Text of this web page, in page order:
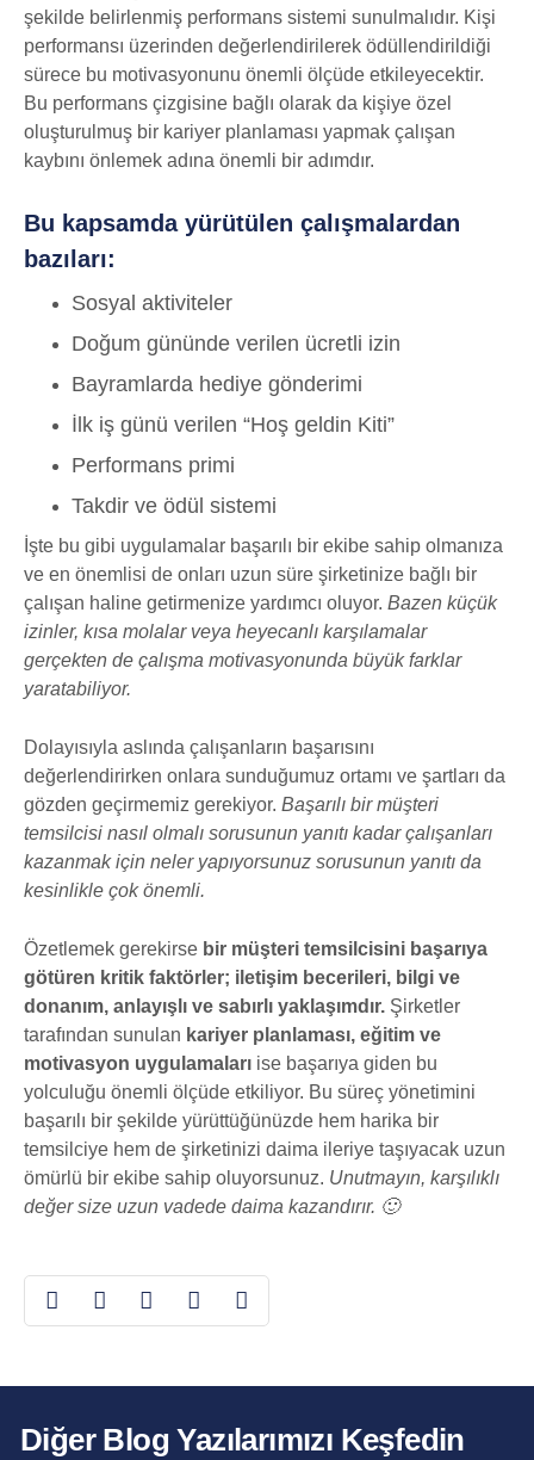
şekilde belirlenmiş performans sistemi sunulmalıdır. Kişi
performansı üzerinden değerlendirilerek ödüllendirildiği
sürece bu motivasyonunu önemli ölçüde etkileyecektir.
Bu performans çizgisine bağlı olarak da kişiye özel
oluşturulmuş bir kariyer planlaması yapmak çalışan
kaybını önlemek adına önemli bir adımdır.
Bu kapsamda yürütülen çalışmalardan
bazıları:
Sosyal aktiviteler
Doğum gününde verilen ücretli izin
Bayramlarda hediye gönderimi
İlk iş günü verilen “Hoş geldin Kiti”
Performans primi
Takdir ve ödül sistemi
İşte bu gibi uygulamalar başarılı bir ekibe sahip olmanıza
ve en önemlisi de onları uzun süre şirketinize bağlı bir
çalışan haline getirmenize yardımcı oluyor. Bazen küçük
izinler, kısa molalar veya heyecanlı karşılamalar
gerçekten de çalışma motivasyonunda büyük farklar
yaratabiliyor.
Dolayısıyla aslında çalışanların başarısını
değerlendirirken onlara sunduğumuz ortamı ve şartları da
gözden geçirmemiz gerekiyor. Başarılı bir müşteri
temsilcisi nasıl olmalı sorusunun yanıtı kadar çalışanları
kazanmak için neler yapıyorsunuz sorusunun yanıtı da
kesinlikle çok önemli.
Özetlemek gerekirse bir müşteri temsilcisini başarıya
götüren kritik faktörler; iletişim becerileri, bilgi ve
donanım, anlayışlı ve sabırlı yaklaşımdır. Şirketler
tarafından sunulan kariyer planlaması, eğitim ve
motivasyon uygulamaları ise başarıya giden bu
yolculuğu önemli ölçüde etkiliyor. Bu süreç yönetimini
başarılı bir şekilde yürüttüğünüzde hem harika bir
temsilciye hem de şirketinizi daima ileriye taşıyacak uzun
ömürlü bir ekibe sahip oluyorsunuz. Unutmayın, karşılıklı
değer size uzun vadede daima kazandırır. 🙂
Diğer Blog Yazılarımızı Keşfedin